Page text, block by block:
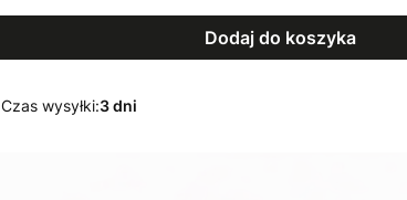
Dodaj do koszyka
Czas wysyłki:3 dni